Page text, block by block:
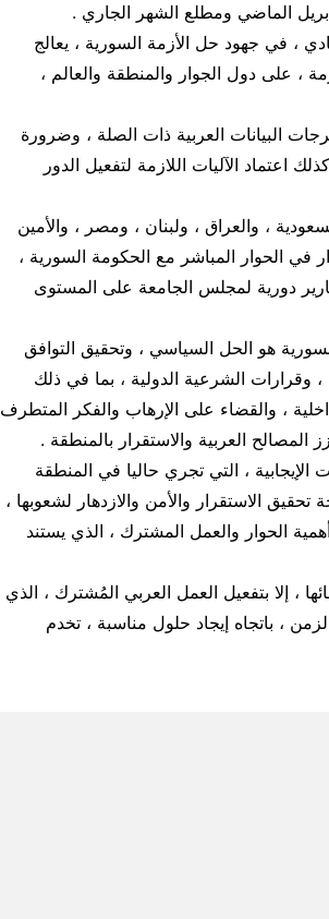
الماضي ومطلع الشهر الجاري .
، في جهود حل الأزمة السورية ، يعالج
، على دول الجوار والمنطقة والعالم ،
البيانات العربية ذات الصلة ، وضرورة
اعتماد الآليات اللازمة لتفعيل الدور
، والعراق ، ولبنان ، ومصر ، والأمين
في الحوار المباشر مع الحكومة السورية ،
دورية لمجلس الجامعة على المستوى
هو الحل السياسي ، وتحقيق التوافق
وقرارات الشرعية الدولية ، بما في ذلك
الداخلية ، والقضاء على الإرهاب والفكر المتطرف
المصالح العربية والاستقرار بالمنطقة .
، التي تجري حاليا في المنطقة
الاستقرار والأمن والازدهار لشعوبها ،
الحوار والعمل المشترك ، الذي يستند
، إلا بتفعيل العمل العربي المُشترك ، الذي
، باتجاه إيجاد حلول مناسبة ، تخدم